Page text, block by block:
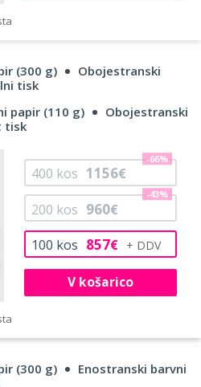
(300 g)
Obojestranski
tisk
papir (110 g)
Obojestranski
tisk
100 kos 857€
200 kos 960€
-43%
400 kos 1156€
-66%
V košarico
(300 g)
Enostranski barvni